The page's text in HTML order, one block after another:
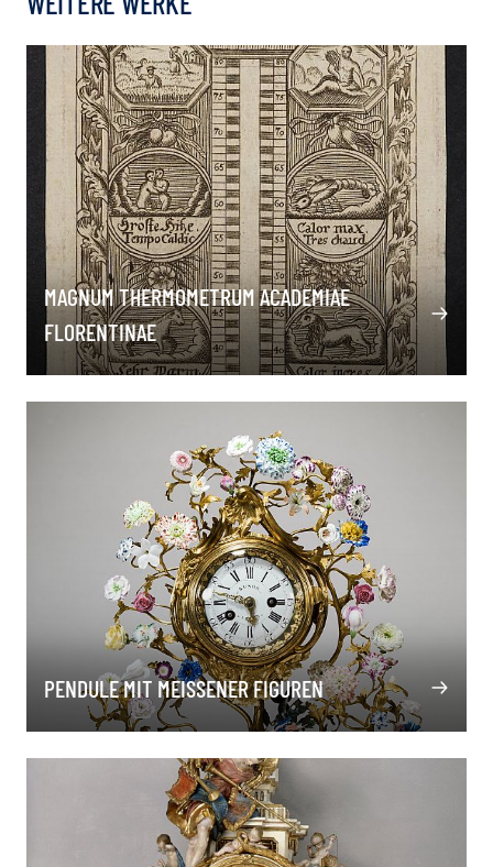
MAGNUM THERMOMETRUM ACADEMIAE
FLORENTINAE
PENDULE MIT MEISSENER FIGUREN